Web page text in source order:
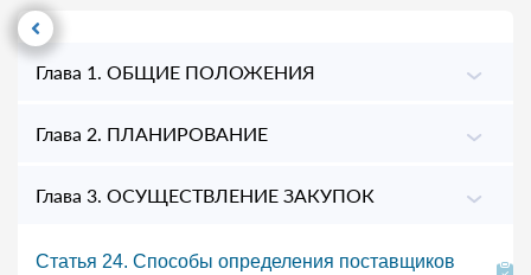
Глава 1. ОБЩИЕ ПОЛОЖЕНИЯ
Глава 2. ПЛАНИРОВАНИЕ
Глава 3. ОСУЩЕСТВЛЕНИЕ ЗАКУПОК
Статья 24. Способы определения поставщиков